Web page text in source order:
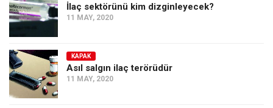
İlaç sektörünü kim dizginleyecek?
11 MAY, 2020
KAPAK
Asıl salgın ilaç terörüdür
11 MAY, 2020